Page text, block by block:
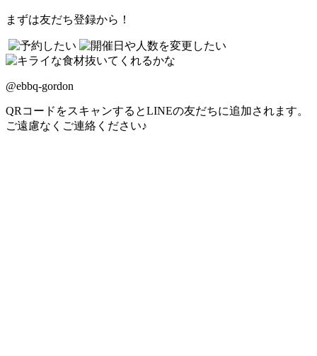
まずは友だち登録から！
@ebbq-gordon
QRコードをスキャンするとLINEの友だちに追加されます。
ご遠慮なくご連絡ください♪